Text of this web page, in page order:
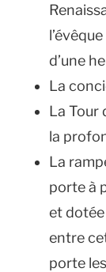
d’une
La
La Tour
la
La
porte à
et dotée
entre
porte